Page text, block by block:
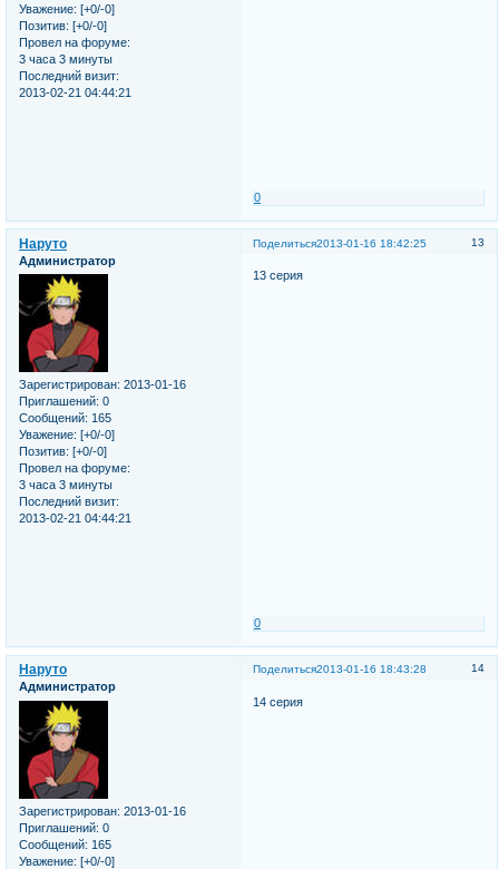
Уважение: [+0/-0]
Позитив: [+0/-0]
Провел на форуме:
3 часа 3 минуты
Последний визит:
2013-02-21 04:44:21
0
Поделиться 13
2013-01-16 18:42:25
Наруто
Администратор
Зарегистрирован: 2013-01-16
Приглашений: 0
Сообщений: 165
Уважение: [+0/-0]
Позитив: [+0/-0]
Провел на форуме:
3 часа 3 минуты
Последний визит:
2013-02-21 04:44:21
13 серия
0
Поделиться 14
2013-01-16 18:43:28
Наруто
Администратор
Зарегистрирован: 2013-01-16
Приглашений: 0
Сообщений: 165
Уважение: [+0/-0]
14 серия